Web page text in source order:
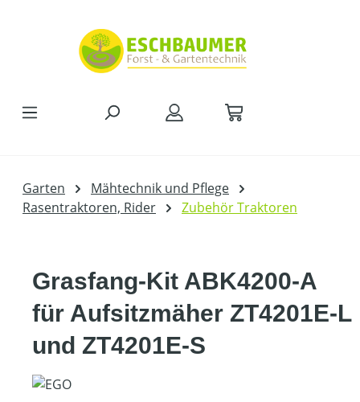
Garten
Mähtechnik und Pflege
Rasentraktoren, Rider
Zubehör Traktoren
Grasfang-Kit ABK4200-A
für Aufsitzmäher ZT4201E-L
und ZT4201E-S